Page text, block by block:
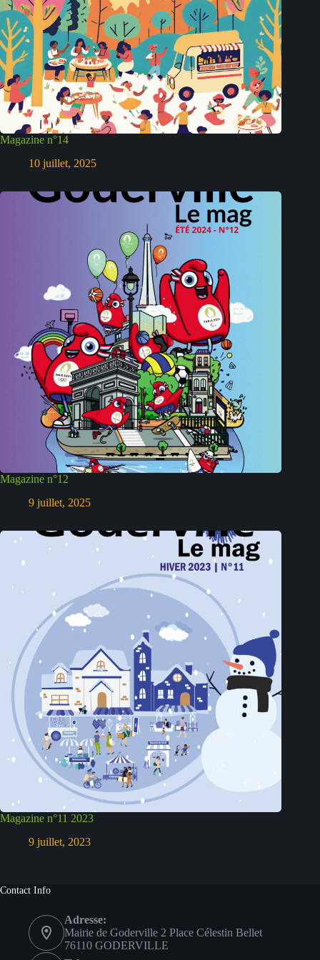
Magazine n°14
10 juillet, 2025
Magazine n°12
9 juillet, 2025
Magazine n°11 2023
9 juillet, 2023
Contact Info
Adresse:
Mairie de Goderville 2 Place Célestin Bellet
76110 GODERVILLE